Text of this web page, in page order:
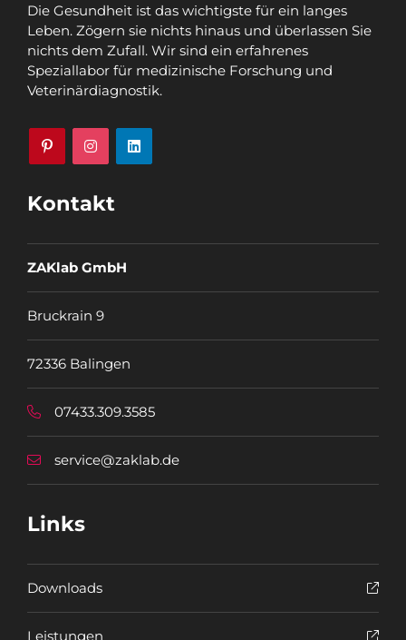
Die Gesundheit ist das wichtigste für ein langes
Leben. Zögern sie nichts hinaus und überlassen Sie
nichts dem Zufall. Wir sind ein erfahrenes
Speziallabor für medizinische Forschung und
Veterinärdiagnostik.
Kontakt
ZAKlab GmbH
Bruckrain 9
72336 Balingen
07433.309.3585
service@zaklab.de
Links
Downloads
Leistungen